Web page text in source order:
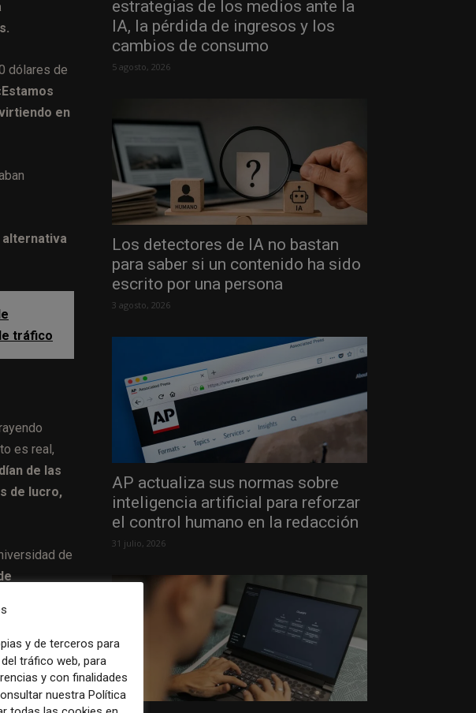
dólares de
en
alternativa
tráfico
es real,
de las
de lucro,
de
olvidar sus
su
en mi
estrategias de los medios ante la
IA, la pérdida de ingresos y los
cambios de consumo
5 agosto, 2026
Los detectores de IA no bastan
para saber si un contenido ha sido
escrito por una persona
3 agosto, 2026
AP actualiza sus normas sobre
inteligencia artificial para reforzar
el control humano en la redacción
31 julio, 2026
y de terceros para
tráfico web, para
y con finalidades
nuestra Política